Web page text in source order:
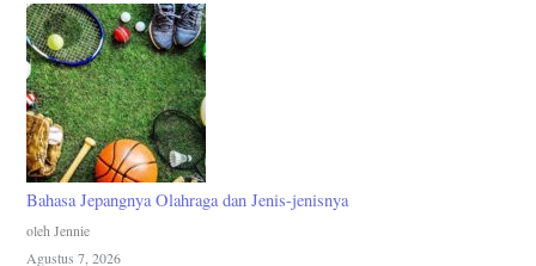
Bahasa Jepangnya Olahraga dan Jenis-jenisnya
oleh Jennie
Agustus 7, 2026